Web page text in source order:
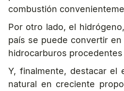
combustión
Por otro lado, el
país se puede convertir
hidrocarburos
Y, finalmente, destacar el
natural en creciente